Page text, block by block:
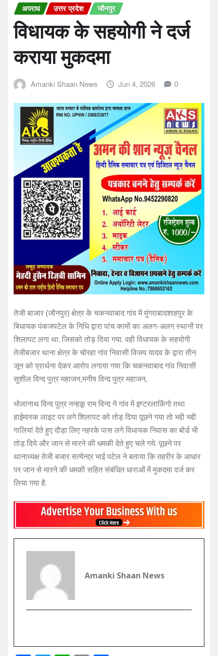
अपराध उत्तर प्रदेश जौनपुर
विधायक के सहयोगी ने दर्ज
कराया मुकदमा
Amanki Shaan News Jun 4, 2026 0
तेजी बाजार (जौनपुर) क्षेत्र के चकनवाबाद गांव में मुंगराबादशाहपुर के
बिधायक पंकजपटेल के निधि द्वारा पांच कामों का अलग-अलग स्थानों पर
शिलापट लगा था. जिसको तोड़ दिया गया. वही विधायक के सहयोगी
तेजीबजार थाना क्षेत्र के चोरहा गांव निवासी विजय यादव के द्वारा तीन
जून को प्रार्थना देकर आरोप लगाया गया कि चकनवाबाद गांव निवासी
सुशील विन्द पुत्र महाजन,मनीष विन्द पुत्र महाजन,
भोलानाथ विन्द पुत्र नन्हकू राम विन्द ने गांव में इण्टरलाकिंगो तथा
हाईमास्क लाइट पर लगे शिलापट को तोड़ दिया पूछने गया तो भद्दी भद्दी
गालियां देते हुए दौड़ा लिए नहरके पास लगे विधायक निवास का बोर्ड भी
तोड़ दिये और जान से मारने की धमकी देते हुए चले गये. पूछने पर
थानाध्यक्ष तेजी बजार सत्येन्द्र भाई पटेल ने बताया कि तहरीर के आधार
पर जान से मारने की धमकी सहित संबंधित धाराओं में मुकदमा दर्ज कर
लिया गया है.
Amanki Shaan News